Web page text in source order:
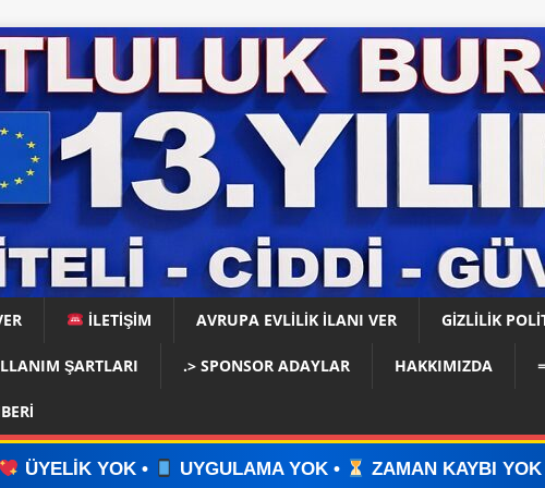
İLETİŞİM AVRUPA EVLİLİK İLANI VER GIZLILIK
ŞARTLARI .> SPONSOR ADAYLAR HAKKIMIZDA
UYGULAMA YOK • ZAMAN KAYBI YOK • İLAN VERİN